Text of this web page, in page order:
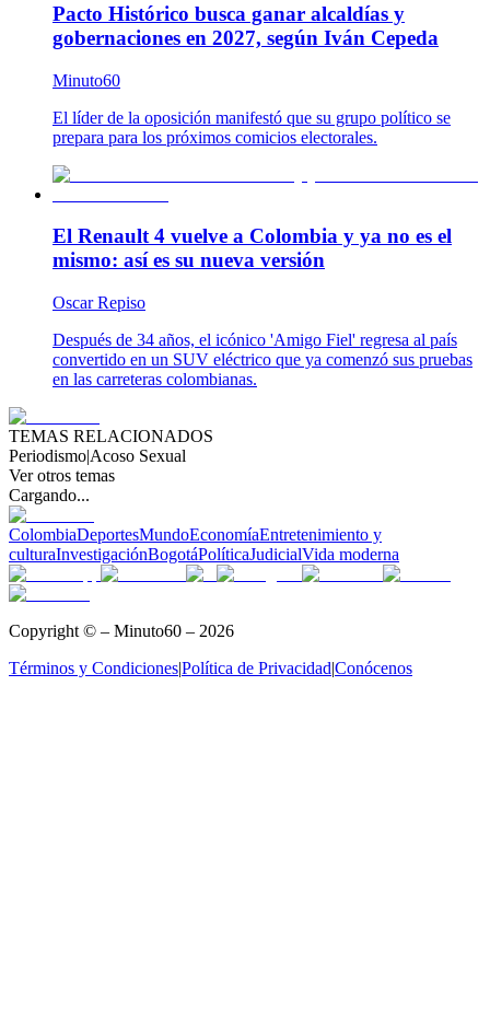
Pacto Histórico busca ganar alcaldías y
gobernaciones en 2027, según Iván Cepeda
Minuto60
El líder de la oposición manifestó que su grupo político se
prepara para los próximos comicios electorales.
El Renault 4 vuelve a Colombia y ya no es el
mismo: así es su nueva versión
Oscar Repiso
Después de 34 años, el icónico 'Amigo Fiel' regresa al país
convertido en un SUV eléctrico que ya comenzó sus pruebas
en las carreteras colombianas.
TEMAS RELACIONADOS
Periodismo|Acoso Sexual
Ver otros temas
Cargando...
ColombiaDeportesMundoEconomíaEntretenimiento y
culturaInvestigaciónBogotáPolíticaJudicialVida moderna
Copyright © – Minuto60 – 2026
Términos y Condiciones|Política de Privacidad|Conócenos